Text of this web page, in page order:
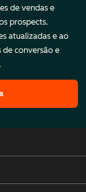
de vendas e
prospects.
atualizadas e ao
de conversão e